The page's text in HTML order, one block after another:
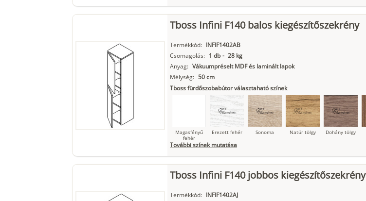
Szupermatt
Lágy krém Kasmír Kőszürke Nádzöld
Matt fekete
Tboss Infini F140 balos kiegészítőszekrény
Termékkód: INFIF1402AB
Csomagolás: 1 db - 28 kg
Anyag: Vákuumpréselt MDF és laminált lapok
Mélység: 50 cm
Tboss fürdőszobabútor választaható színek
Magasfényű
fehér
Erezett fehér Sonoma Natúr tölgy Dohány tölgy
Szupermatt
Lágy krém Kasmír Kőszürke Nádzöld
További színek mutatása
Tboss Infini F140 jobbos kiegészítőszekrény
Termékkód: INFIF1402AJ